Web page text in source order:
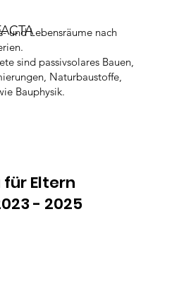
und Lebensräume nach
sind passivsolares Bauen,
Naturbaustoffe,
Bauphysik.
Eltern
- 2025